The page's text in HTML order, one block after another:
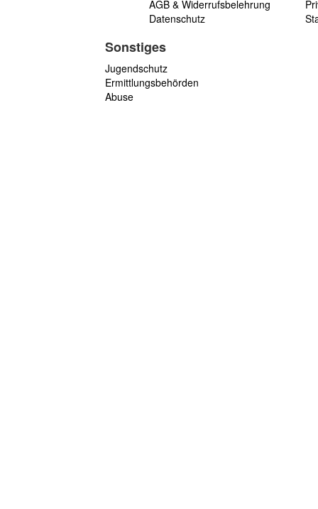
AGB & Widerrufsbelehrung
Datenschutz
Sonstiges
Jugendschutz
Ermittlungsbehörden
Abuse